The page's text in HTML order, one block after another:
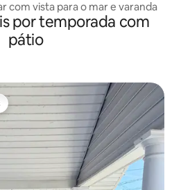
com vista para o mar e varanda
por temporada com
pátio